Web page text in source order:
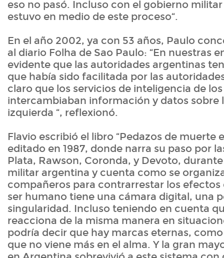
eso no pasó. Incluso con el gobierno
estuvo en medio de este proceso“.
En el año 2002, ya con 53 años, Paulo
al diario Folha de Sao Paulo: “En nuestras
evidente que las autoridades argentinas
que había sido facilitada por las
claro que los servicios de inteligencia de
intercambiaban información y datos sobre
izquierda “, reflexionó.
Flavio escribió el libro “Pedazos de muerte
editado en 1987, donde narra su paso por
Plata, Rawson, Coronda, y Devoto,
militar argentina y cuenta como se
compañeros para contrarrestar los efectos
ser humano tiene una cámara digital, una
singularidad. Incluso teniendo en cuenta
reacciona de la misma manera en
podría decir que hay marcas eternas,
que no viene más en el alma. Y la gran